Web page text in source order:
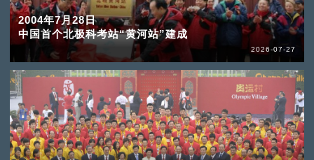
2004年7月28日
中国首个北极科考站“黄河站”建成
2026-07-27